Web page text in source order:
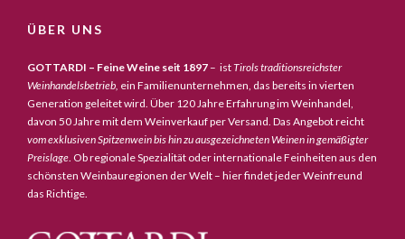
ÜBER UNS
GOTTARDI – Feine Weine seit 1897 – istTirols traditionsreichster
Weinhandelsbetrieb, ein Familienunternehmen, das bereits in vierten
Generation geleitet wird. Über 120 Jahre Erfahrung im Weinhandel,
davon 50 Jahre mit dem Weinverkauf per Versand. Das Angebot reicht
vom exklusiven Spitzenwein bis hin zu ausgezeichneten Weinen in gemäßigter
Preislage. Ob regionale Spezialität oder internationale Feinheiten aus den
schönsten Weinbauregionen der Welt – hier findet jeder Weinfreund
das Richtige.